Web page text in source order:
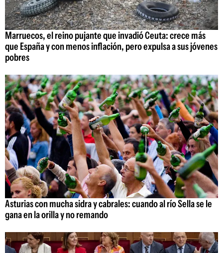
Marruecos, el reino pujante que invadió Ceuta: crece más
que España y con menos inflación, pero expulsa a sus jóvenes
pobres
Asturias con mucha sidra y cabrales: cuando al río Sella se le
gana en la orilla y no remando